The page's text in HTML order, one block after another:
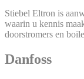
Stiebel Eltron is
waarin u kennis
doorstromers en
Danfoss